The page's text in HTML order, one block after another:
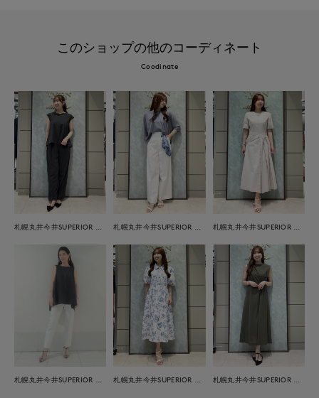
このショップの他のコーディネート
Coodinate